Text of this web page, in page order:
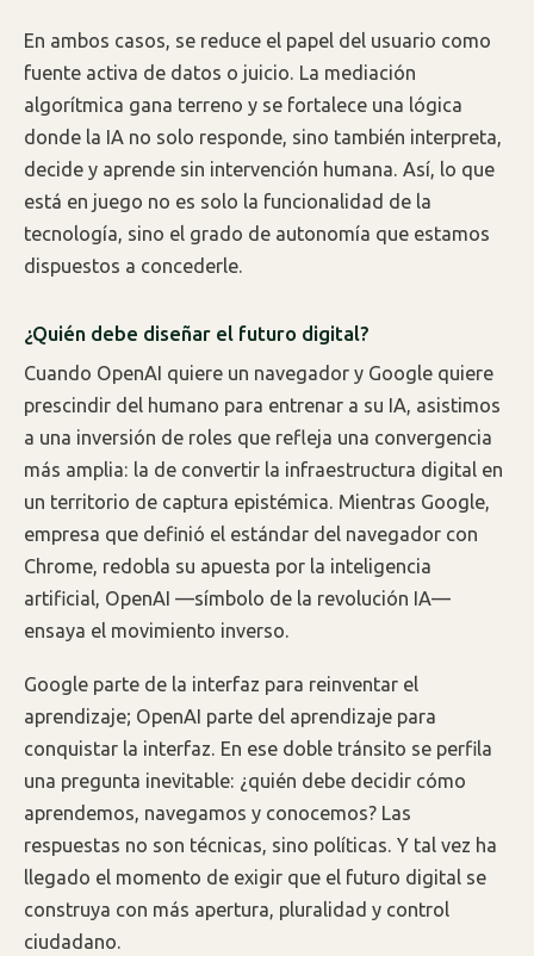
En ambos casos, se reduce el papel del usuario como
fuente activa de datos o juicio. La mediación
algorítmica gana terreno y se fortalece una lógica
donde la IA no solo responde, sino también interpreta,
decide y aprende sin intervención humana. Así, lo que
está en juego no es solo la funcionalidad de la
tecnología, sino el grado de autonomía que estamos
dispuestos a concederle.
¿Quién debe diseñar el futuro digital?
Cuando OpenAI quiere un navegador y Google quiere
prescindir del humano para entrenar a su IA, asistimos
a una inversión de roles que refleja una convergencia
más amplia: la de convertir la infraestructura digital en
un territorio de captura epistémica. Mientras Google,
empresa que definió el estándar del navegador con
Chrome, redobla su apuesta por la inteligencia
artificial, OpenAI —símbolo de la revolución IA—
ensaya el movimiento inverso.
Google parte de la interfaz para reinventar el
aprendizaje; OpenAI parte del aprendizaje para
conquistar la interfaz. En ese doble tránsito se perfila
una pregunta inevitable: ¿quién debe decidir cómo
aprendemos, navegamos y conocemos? Las
respuestas no son técnicas, sino políticas. Y tal vez ha
llegado el momento de exigir que el futuro digital se
construya con más apertura, pluralidad y control
ciudadano.